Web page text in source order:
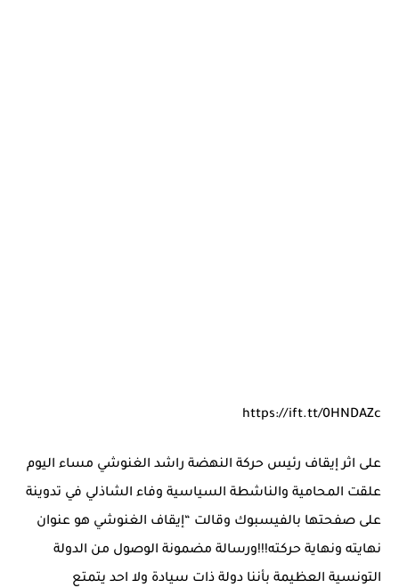
https://ift.tt/0HNDAZc
على اثر إيقاف رئيس حركة النهضة راشد الغنوشي مساء اليوم
علقت المحامية والناشطة السياسية وفاء الشاذلي في تدوينة
على صفحتها بالفيسبوك وقالت “إيقاف الغنوشي هو عنوان
نهايته ونهاية حركته!!!ورسالة مضمونة الوصول من الدولة
التونسية العظيمة بأننا دولة ذات سيادة ولا احد يتمتع